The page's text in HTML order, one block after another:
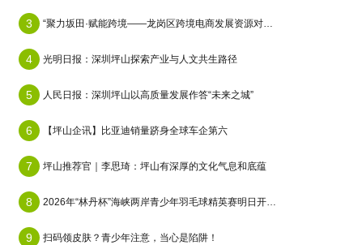
3 “聚力坂田·赋能跨境——龙岗区跨境电商发展资源对接会”在天安云谷顺利举办
4 光明日报：深圳坪山探索产业与人文共生路径
5 人民日报：深圳坪山以高质量发展作答“未来之城”
6 【坪山企讯】比亚迪销量跻身全球车企第六
7 坪山推荐官｜李思琦：坪山有深厚的文化气息和底蕴
8 2026年“林丹杯”海峡两岸青少年羽毛球精英赛明日开赛：495名选手共赴青春之约
9 扫码领皮肤？青少年注意，当心是陷阱！